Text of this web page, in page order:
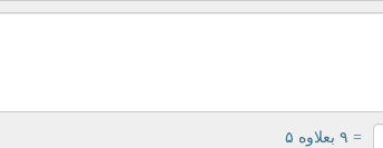
= ۹ بعلاوه ۵